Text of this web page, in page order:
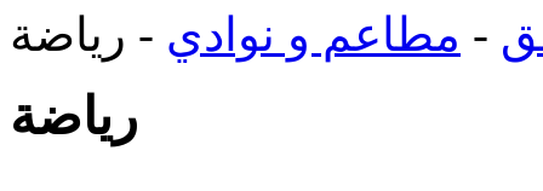
- مطاعم و نوادي - رياضة
رياضة